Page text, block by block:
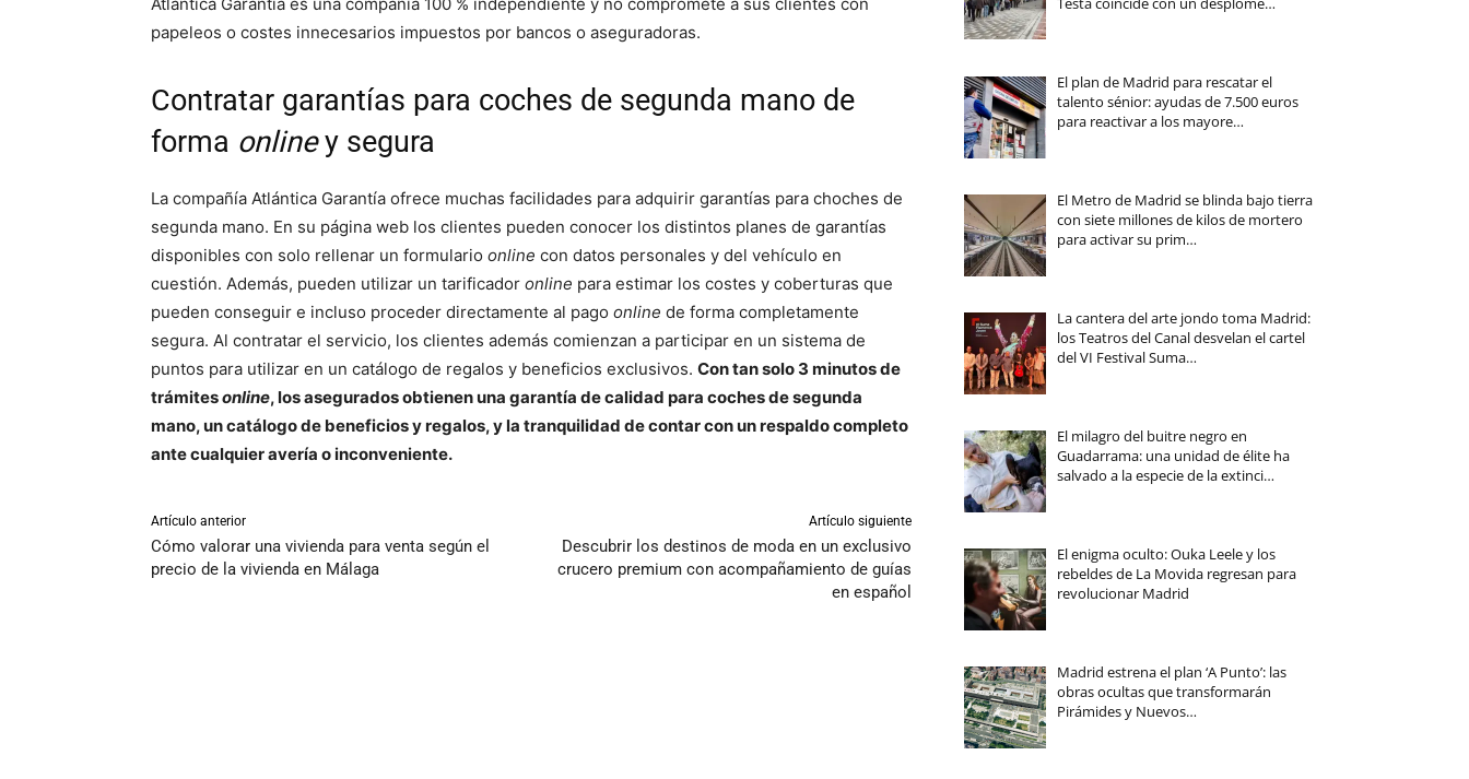
Atlántica Garantía es una compañía 100 % independiente y no compromete a sus clientes con
papeleos o costes innecesarios impuestos por bancos o aseguradoras.
Contratar garantías para coches de segunda mano de
forma onliney segura
La compañía Atlántica Garantía ofrece muchas facilidades para adquirir garantías para choches de
segunda mano. En su página web los clientes pueden conocer los distintos planes de garantías
disponibles con solo rellenar un formulario online con datos personales y del vehículo en
cuestión. Además, pueden utilizar un tarificador online para estimar los costes y coberturas que
pueden conseguir e incluso proceder directamente al pago online de forma completamente
segura. Al contratar el servicio, los clientes además comienzan a participar en un sistema de
puntos para utilizar en un catálogo de regalos y beneficios exclusivos. Con tan solo 3 minutos de
trámitesonline, los asegurados obtienen una garantía de calidad para coches de segunda
mano, un catálogo de beneficios y regalos, y la tranquilidad de contar con un respaldo completo
ante cualquier avería o inconveniente.
Artículo anterior
Cómo valorar una vivienda para venta según el
precio de la vivienda en Málaga
Artículo siguiente
Descubrir los destinos de moda en un exclusivo
crucero premium con acompañamiento de guías
en español
El plan de Madrid para rescatar el
talento sénior: ayudas de 7.500 euros
para reactivar a los mayore…
El Metro de Madrid se blinda bajo tierra
con siete millones de kilos de mortero
para activar su prim…
La cantera del arte jondo toma Madrid:
los Teatros del Canal desvelan el cartel
del VI Festival Suma…
El milagro del buitre negro en
Guadarrama: una unidad de élite ha
salvado a la especie de la extinci…
El enigma oculto: Ouka Leele y los
rebeldes de La Movida regresan para
revolucionar Madrid
Madrid estrena el plan ‘A Punto’: las
obras ocultas que transformarán
Pirámides y Nuevos…